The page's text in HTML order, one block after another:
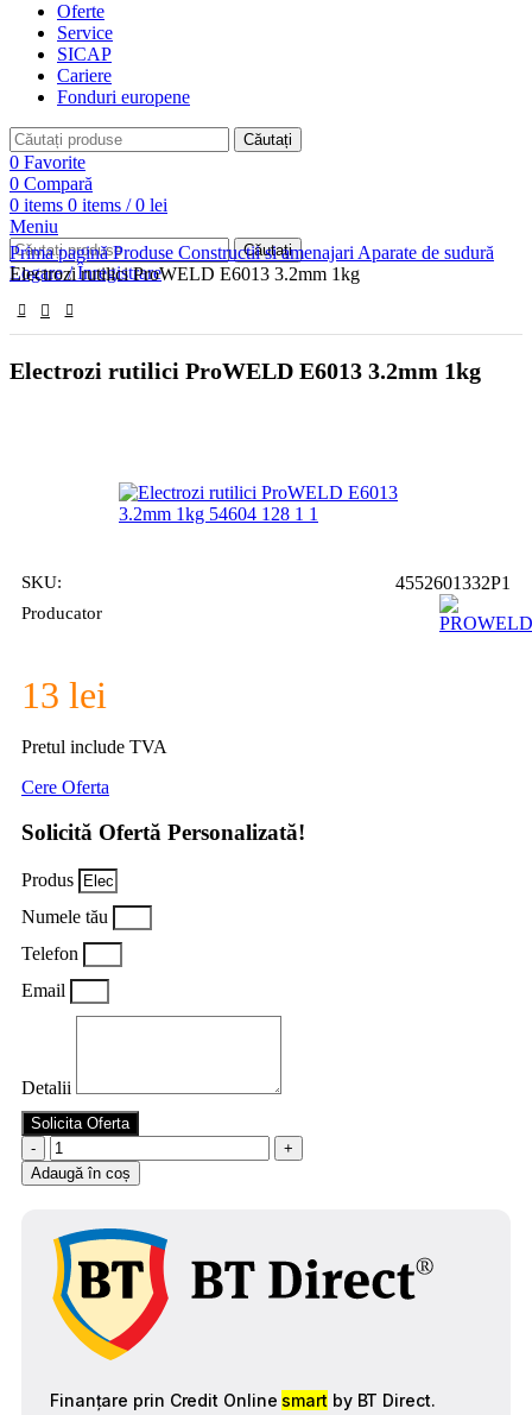
Oferte
Service
SICAP
Cariere
Fonduri europene
Căutați
0 Favorite
0 Compară
0 items 0 items / 0 lei
Meniu
Căutați
Logare / Înregistrare
Prima paginăProduse Constructii si amenajari Aparate de sudură
Electrozi rutilici ProWELD E6013 3.2mm 1kg
Electrozi rutilici ProWELD E6013 3.2mm 1kg
SKU: 4552601332P1
Producator
13 lei
Pretul include TVA
Cere Oferta
Solicită Ofertă Personalizată!
Produs
Numele tău
Telefon
Email
Detalii
Solicita Oferta
Cantitate
Electrozi
rutilici
E6013
3.2mm
1kg
Adaugă în coș